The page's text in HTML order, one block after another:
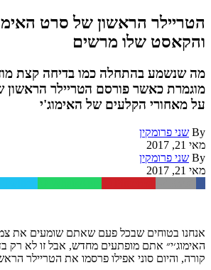
הטריילר הראשון של סרט
והקאסט שלו מרשים
מה שנשמע בהתחלה כמו בדיחה קצת
מוגמרת כאשר פורסם הטריילר
על מאחורי הקלעים של האימוג'י
By שני פרומקין
מאי 21, 2017
By שני פרומקין
מאי 21, 2017
אנחנו בטוחים שבכל פעם שאתם שומעים את
האימוג׳י״ אתם מופתעים מחדש, אבל זו לא
קורה, והיום סוני אפילו פרסמו את הטריילר